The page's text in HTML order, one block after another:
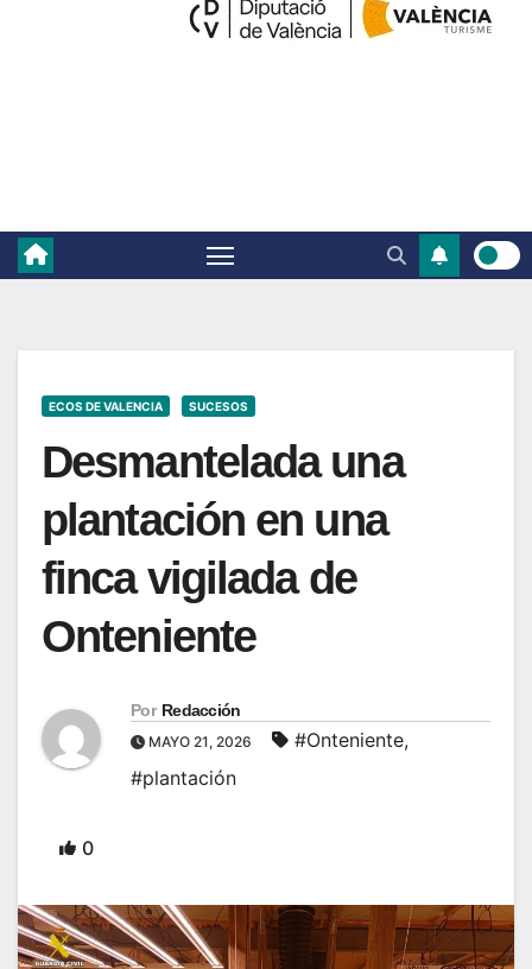
ECOS DE VALENCIA SUCESOS
Desmantelada una
plantación en una
finca vigilada de
Onteniente
Por Redacción
MAYO 21, 2026 #Onteniente,
#plantación
0